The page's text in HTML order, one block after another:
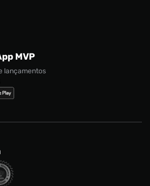
MVP
lançamentos